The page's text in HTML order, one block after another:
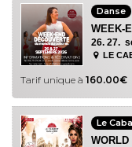
Danse
WEEK-
26. 27.
LE
Tarif unique à 160.00€
Le